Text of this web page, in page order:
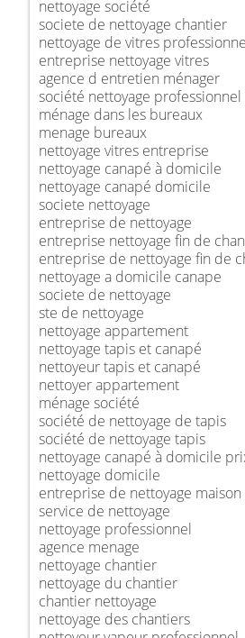
nettoyage société
societe de nettoyage chantier
nettoyage de vitres
entreprise nettoyage vitres
agence d entretien ménager
société nettoyage professionnel
ménage dans les bureaux
menage bureaux
nettoyage vitres entreprise
nettoyage canapé à domicile
nettoyage canapé domicile
societe nettoyage
entreprise de nettoyage
entreprise nettoyage fin de
entreprise de nettoyage fin de
nettoyage a domicile canape
societe de nettoyage
ste de nettoyage
nettoyage appartement
nettoyage tapis et canapé
nettoyeur tapis et canapé
nettoyer appartement
ménage société
société de nettoyage de tapis
société de nettoyage tapis
nettoyage canapé à domicile
nettoyage domicile
entreprise de nettoyage
service de nettoyage
nettoyage professionnel
agence menage
nettoyage chantier
nettoyage du chantier
chantier nettoyage
nettoyage des chantiers